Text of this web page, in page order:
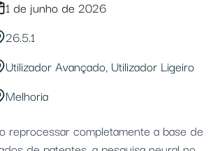
1 de junho de 2026
26.5.1
Utilizador Avançado, Utilizador Ligeiro
Melhoria
reprocessar completamente a base de